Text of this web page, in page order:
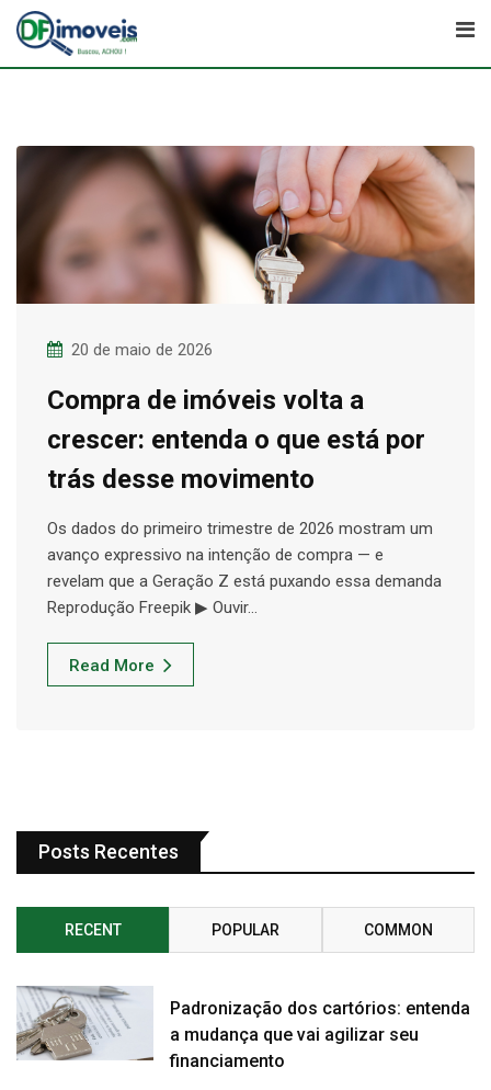
Skip
content
20 de maio de 2026
Compra de imóveis volta a
crescer: entenda o que está por
trás desse movimento
Os dados do primeiro trimestre de 2026 mostram um
avanço expressivo na intenção de compra — e
revelam que a Geração Z está puxando essa demanda
Reprodução Freepik ▶ Ouvir…
Read More
Posts Recentes
RECENT POPULAR COMMON
Padronização dos cartórios: entenda
a mudança que vai agilizar seu
financiamento